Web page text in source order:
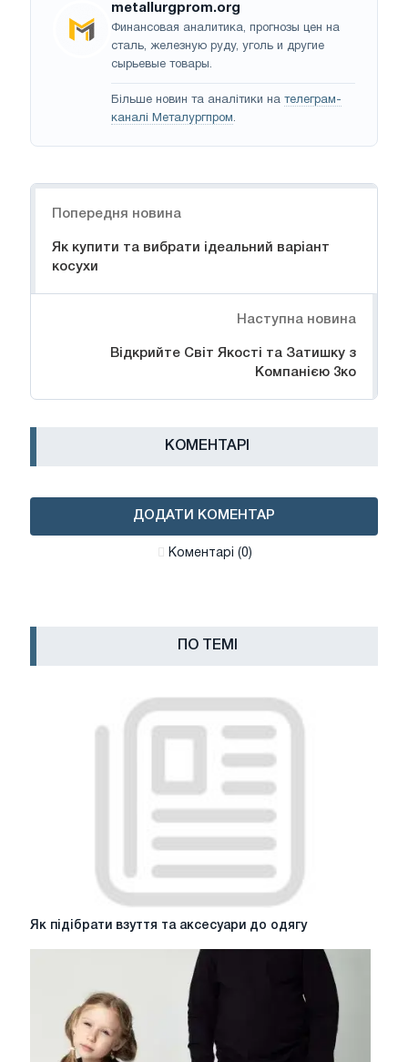
metallurgprom.org
Финансовая аналитика, прогнозы цен на
сталь, железную руду, уголь и другие
сырьевые товары.
Більше новин та аналітики на телеграм-
каналі Металургпром.
Попередня новина
Як купити та вибрати ідеальний варіант
косухи
Наступна новина
Відкрийте Світ Якості та Затишку з
Компанією 3ко
КОМЕНТАРІ
ДОДАТИ КОМЕНТАР
Коментарі (0)
ПО ТЕМІ
Як
аксесуари
одягу
Як підібрати взуття та аксесуари до одягу